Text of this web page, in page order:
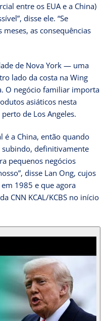
entre os EUA e a China)
disse ele. “Se
as consequências
de Nova York — uma
lado da costa na Wing
O negócio familiar importa
asiáticos nesta
de Los Angeles.
é a China, então quando
subindo, definitivamente
pequenos negócios
disse Lan Ong, cujos
1985 e que agora
CNN KCAL/KCBS no início